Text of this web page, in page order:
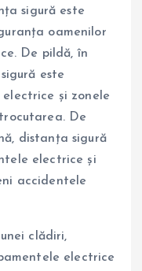
sigură este
oamenilor
De pildă, în
este
și zonele
De
distanța sigură
electrice și
accidentele
clădiri,
electrice